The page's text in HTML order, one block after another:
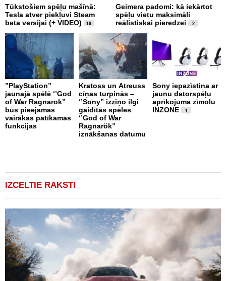
Tūkstošiem spēļu mašīnā:
Tesla atver piekļuvi Steam
beta versijai (+ VIDEO)
19
Geimera padomi: kā iekārtot
spēļu vietu maksimāli
reālistiskai pieredzei
2
’’PlayStation’’
jaunajā spēlē ‘’God
of War Ragnarok’’
būs pieejamas
vairākas patīkamas
funkcijas
Kratoss un Atreuss
cīņas turpinās –
‘’Sony’’ izziņo ilgi
gaidītās spēles
‘’God of War
Ragnarök’’
iznākšanas datumu
Sony iepazīstina ar
jaunu datorspēļu
aprīkojuma zīmolu
INZONE
1
IZCELTIE RAKSTI